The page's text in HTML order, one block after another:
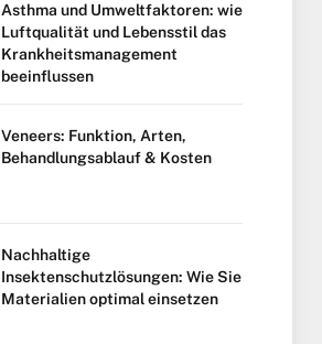
Asthma und Umweltfaktoren: wie
Luftqualität und Lebensstil das
Krankheitsmanagement
beeinflussen
Veneers: Funktion, Arten,
Behandlungsablauf & Kosten
Nachhaltige
Insektenschutzlösungen: Wie Sie
Materialien optimal einsetzen